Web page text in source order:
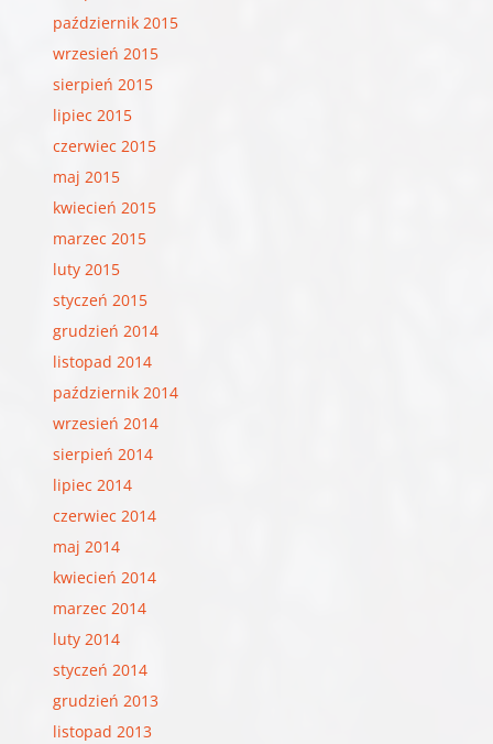
październik 2015
wrzesień 2015
sierpień 2015
lipiec 2015
czerwiec 2015
maj 2015
kwiecień 2015
marzec 2015
luty 2015
styczeń 2015
grudzień 2014
listopad 2014
październik 2014
wrzesień 2014
sierpień 2014
lipiec 2014
czerwiec 2014
maj 2014
kwiecień 2014
marzec 2014
luty 2014
styczeń 2014
grudzień 2013
listopad 2013